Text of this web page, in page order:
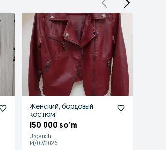
Женский, бордовый
костюм
150 000 so’m
Urganch
14/07/2026